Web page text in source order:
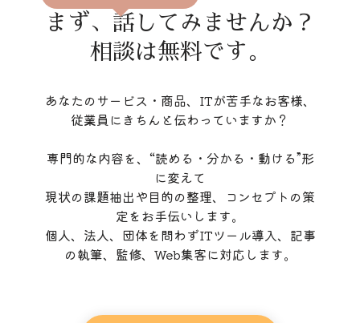
まず、話してみませんか？
相談は無料です。
あなたのサービス・商品、ITが苦手なお客様、
従業員にきちんと伝わっていますか？
専門的な内容を、“読める・分かる・動ける”形
に変えて
現状の課題抽出や目的の整理、コンセプトの策
定をお手伝いします。
個人、法人、団体を問わずITツール導入、記事
の執筆、監修、Web集客に対応します。